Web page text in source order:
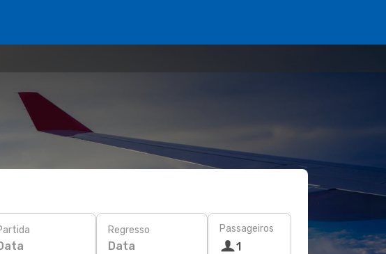
Regresso
Data
Passageiros
1